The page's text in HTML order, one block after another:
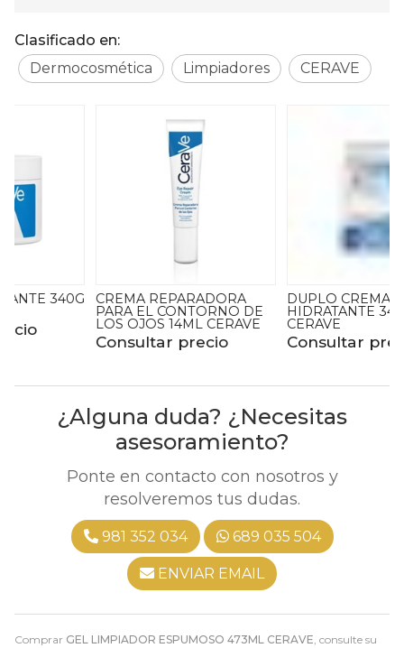
Comprar GEL LIMPIADOR ESPUMOSO 473ML CERAVE, consulte su
Clasificado en:
Dermocosmética
Limpiadores CERAVE
CREMA REPARADORA
PARA EL CONTORNO DE
LOS OJOS 14ML CERAVE
Consultar precio
DUPLO CREMA
HIDRATANTE 340G
CERAVE
Consultar precio
¿Alguna duda? ¿Necesitas
asesoramiento?
Ponte en contacto con nosotros y
resolveremos tus dudas.
981 352 034 689 035 504
ENVIAR EMAIL